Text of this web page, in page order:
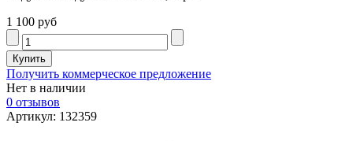
1 100 руб
Получить коммерческое предложение
Нет в наличии
0 отзывов
Артикул: 132359